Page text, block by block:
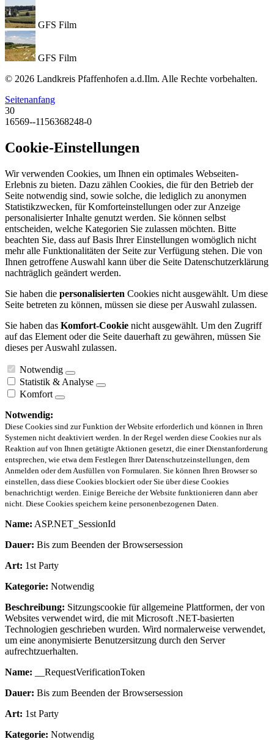
GFS Film
GFS Film
© 2026 Landkreis Pfaffenhofen a.d.Ilm. Alle Rechte vorbehalten.
Seitenanfang
30
16569--1156368248-0
Cookie-Einstellungen
Wir verwenden Cookies, um Ihnen ein optimales Webseiten-
Erlebnis zu bieten. Dazu zählen Cookies, die für den Betrieb der
Seite notwendig sind, sowie solche, die lediglich zu anonymen
Statistikzwecken, für Komforteinstellungen oder zur Anzeige
personalisierter Inhalte genutzt werden. Sie können selbst
entscheiden, welche Kategorien Sie zulassen möchten. Bitte
beachten Sie, dass auf Basis Ihrer Einstellungen womöglich nicht
mehr alle Funktionalitäten der Seite zur Verfügung stehen. Die von
Ihnen getroffene Auswahl kann über die Seite Datenschutzerklärung
nachträglich geändert werden.
Sie haben die personalisierten Cookies nicht ausgewählt. Um diese
Seite betreten zu können, müssen sie diese per Auswahl zulassen.
Sie haben das Komfort-Cookie nicht ausgewählt. Um den Zugriff
auf das Element oder die Seite dauerhaft zu gewähren, müssen Sie
dieses per Auswahl zulassen.
Notwendig
Statistik & Analyse
Komfort
Notwendig:
Diese Cookies sind zur Funktion der Website erforderlich und können in Ihren
Systemen nicht deaktiviert werden. In der Regel werden diese Cookies nur als
Reaktion auf von Ihnen getätigte Aktionen gesetzt, die einer Dienstanforderung
entsprechen, wie etwa dem Festlegen Ihrer Datenschutzeinstellungen, dem
Anmelden oder dem Ausfüllen von Formularen. Sie können Ihren Browser so
einstellen, dass diese Cookies blockiert oder Sie über diese Cookies
benachrichtigt werden. Einige Bereiche der Website funktionieren dann aber
nicht. Diese Cookies speichern keine personenbezogenen Daten.
Name: ASP.NET_SessionId
Dauer: Bis zum Beenden der Browsersession
Art: 1st Party
Kategorie: Notwendig
Beschreibung: Sitzungscookie für allgemeine Plattformen, der von
Websites verwendet wird, die mit Microsoft .NET-basierten
Technologien geschrieben wurden. Wird normalerweise verwendet,
um eine anonymisierte Benutzersitzung durch den Server
aufrechtzuerhalten.
Name: __RequestVerificationToken
Dauer: Bis zum Beenden der Browsersession
Art: 1st Party
Kategorie: Notwendig